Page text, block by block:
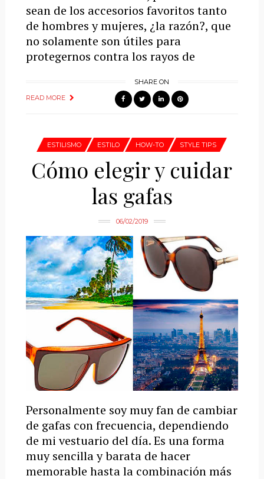
sean de los accesorios favoritos tanto
de hombres y mujeres, ¿la razón?, que
no solamente son útiles para
protegernos contra los rayos de
READ MORE
SHARE ON
ESTILISMO ESTILO HOW-TO STYLE TIPS
Cómo elegir y cuidar
las gafas
06/02/2019
Personalmente soy muy fan de cambiar
de gafas con frecuencia, dependiendo
de mi vestuario del día. Es una forma
muy sencilla y barata de hacer
memorable hasta la combinación más